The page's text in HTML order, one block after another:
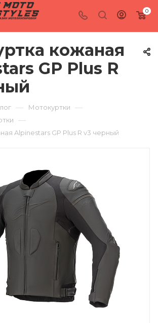
0
кожаная
GP Plus R
— Мотокуртки —
—
Alpinestars GP Plus R v3 черный